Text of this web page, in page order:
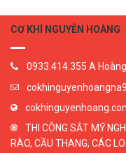
CƠ KHÍ NGUYỄN HOÀNG
0933.414.355 A Hoàng
THI CÔNG SẮT MỸ
RÀO, CẦU THANG, CÁC